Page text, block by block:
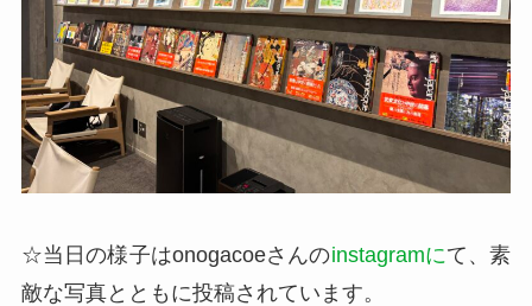
☆当日の様子はonogacoeさんのinstagramにて、素
敵な写真とともに投稿されています。